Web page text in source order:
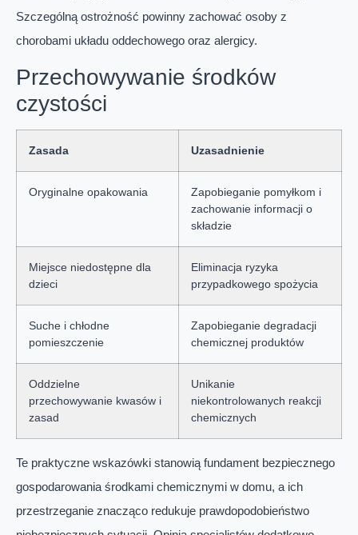
Szczególną ostrożność powinny zachować osoby z
chorobami układu oddechowego oraz alergicy.
Przechowywanie środków
czystości
Zasada Uzasadnienie
Oryginalne opakowania
Zapobieganie pomyłkom i
zachowanie informacji o
składzie
Miejsce niedostępne dla
dzieci
Eliminacja ryzyka
przypadkowego spożycia
Suche i chłodne
pomieszczenie
Zapobieganie degradacji
chemicznej produktów
Oddzielne
przechowywanie kwasów i
zasad
Unikanie
niekontrolowanych reakcji
chemicznych
Te praktyczne wskazówki stanowią fundament bezpiecznego
gospodarowania środkami chemicznymi w domu, a ich
przestrzeganie znacząco redukuje prawdopodobieństwo